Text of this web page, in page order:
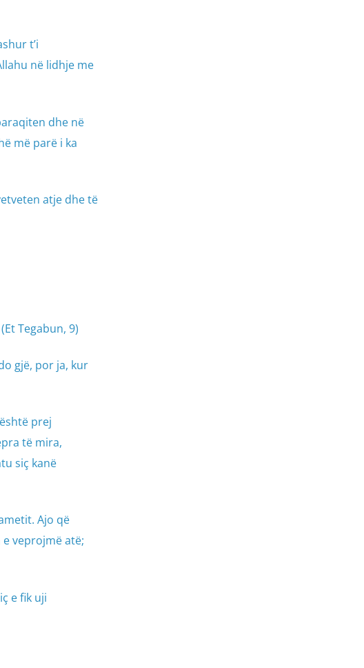
t’i
në lidhje me
dhe në
më parë i ka
atje dhe të
Tegabun, 9)
gjë, por ja, kur
prej
të mira,
siç kanë
Ajo që
veprojmë atë;
e fik uji